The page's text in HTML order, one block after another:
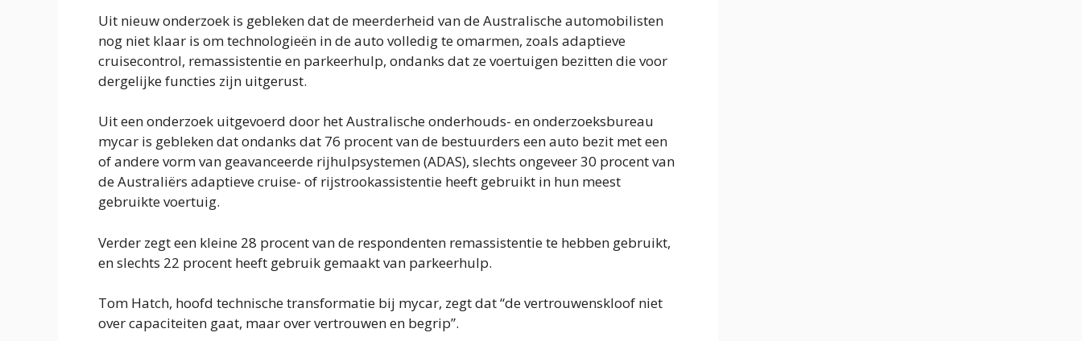
Uit nieuw onderzoek is gebleken dat de meerderheid van de Australische automobilisten
nog niet klaar is om technologieën in de auto volledig te omarmen, zoals adaptieve
cruisecontrol, remassistentie en parkeerhulp, ondanks dat ze voertuigen bezitten die voor
dergelijke functies zijn uitgerust.
Uit een onderzoek uitgevoerd door het Australische onderhouds- en onderzoeksbureau
mycar is gebleken dat ondanks dat 76 procent van de bestuurders een auto bezit met een
of andere vorm van geavanceerde rijhulpsystemen (ADAS), slechts ongeveer 30 procent van
de Australiërs adaptieve cruise- of rijstrookassistentie heeft gebruikt in hun meest
gebruikte voertuig.
Verder zegt een kleine 28 procent van de respondenten remassistentie te hebben gebruikt,
en slechts 22 procent heeft gebruik gemaakt van parkeerhulp.
Tom Hatch, hoofd technische transformatie bij mycar, zegt dat “de vertrouwenskloof niet
over capaciteiten gaat, maar over vertrouwen en begrip”.